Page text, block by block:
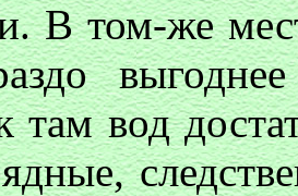
В том-же
там вод